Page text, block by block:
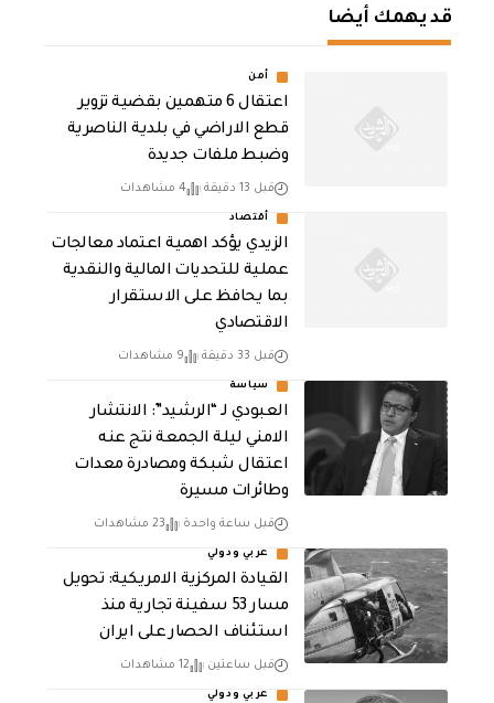
قد يهمك أيضا
أمن
اعتقال 6 متهمين بقضية تزوير
قطع الاراضي في بلدية الناصرية
وضبط ملفات جديدة
قبل 13 دقيقة 4 مشاهدات
أقتصاد
الزيدي يؤكد اهمية اعتماد معالجات
عملية للتحديات المالية والنقدية
بما يحافظ على الاستقرار
الاقتصادي
قبل 33 دقيقة 9 مشاهدات
سياسة
العبودي لـ “الرشيد”: الانتشار
الامني ليلة الجمعة نتج عنه
اعتقال شبكة ومصادرة معدات
وطائرات مسيرة
قبل ساعة واحدة 23 مشاهدات
عربي ودولي
القيادة المركزية الامريكية: تحويل
مسار 53 سفينة تجارية منذ
استئناف الحصار على ايران
قبل ساعتين 12 مشاهدات
عربي ودولي